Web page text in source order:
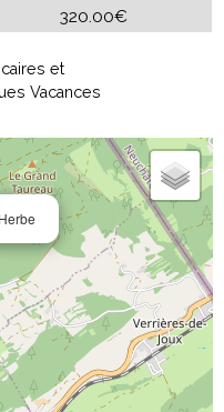
320.00€
et
Vacances